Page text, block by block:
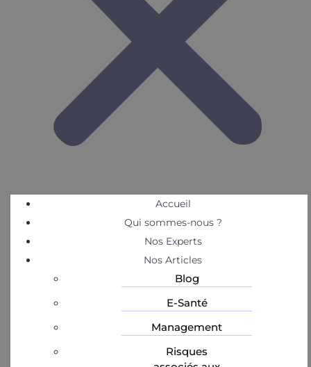
Accueil
Qui sommes-nous ?
Nos Experts
Nos Articles
Blog
E-Santé
Management
Risques